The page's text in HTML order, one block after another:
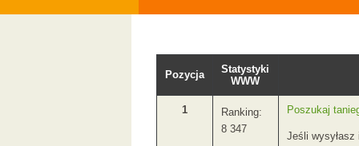
Pozycja
Statystyki
WWW
1
Ranking:
8 347
Poszukaj
Jeśli